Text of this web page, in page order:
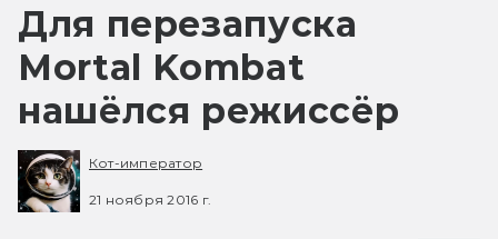
Для перезапуска
Mortal Kombat
нашёлся режиссёр
Кот-император
21 ноября 2016 г.